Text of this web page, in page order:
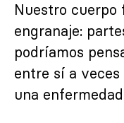
Nuestro cuerpo
engranaje:
podríamos
entre sí a
una